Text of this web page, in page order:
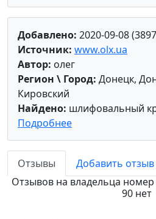
Добавлено: 2020-09-08
Источник: www.olx.ua
Автор: олег
Регион \ Город: Донецк,
Кировский
Найдено: шлифовальный
Подробнее
Отзывы
Добавить отзыв
Отзывов на владельца
90 нет